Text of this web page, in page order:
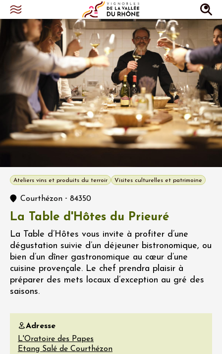
Ateliers vins et produits du terroir Visites culturelles et patrimoine
Courthézon - 84350
La Table d'Hôtes du Prieuré
La Table d’Hôtes vous invite à profiter d’une
dégustation suivie d’un déjeuner bistronomique, ou
bien d’un dîner gastronomique au cœur d’une
cuisine provençale. Le chef prendra plaisir à
préparer des mets locaux d’exception au gré des
saisons.
Adresse
L'Oratoire des Papes
Etang Salé de Courthézon